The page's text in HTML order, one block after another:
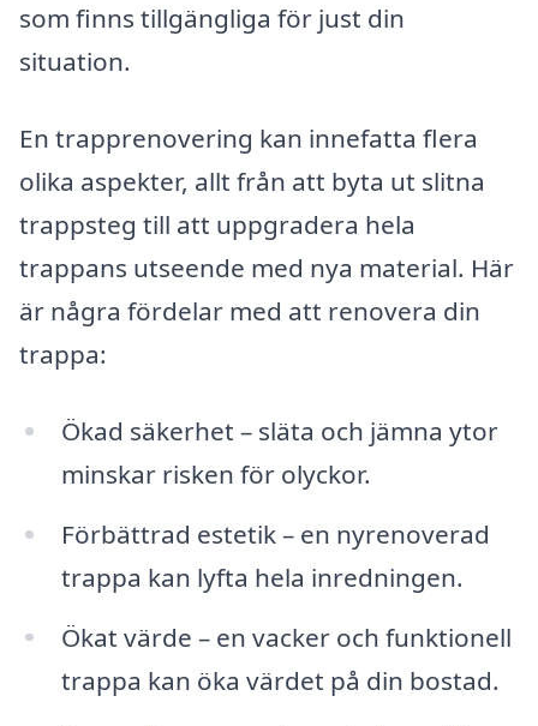
som finns tillgängliga för just din
situation.
En trapprenovering kan innefatta flera
olika aspekter, allt från att byta ut slitna
trappsteg till att uppgradera hela
trappans utseende med nya material. Här
är några fördelar med att renovera din
trappa:
Ökad säkerhet – släta och jämna ytor
minskar risken för olyckor.
Förbättrad estetik – en nyrenoverad
trappa kan lyfta hela inredningen.
Ökat värde – en vacker och funktionell
trappa kan öka värdet på din bostad.